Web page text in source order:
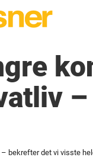
bekrefter det vi visste